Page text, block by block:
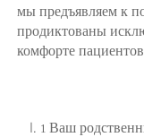
мы предъявляем к
продиктованы
комфорте
1 Ваш